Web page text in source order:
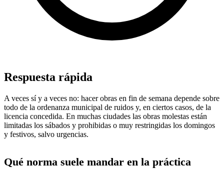
Respuesta rápida
A veces sí y a veces no: hacer obras en fin de semana depende sobre
todo de la ordenanza municipal de ruidos y, en ciertos casos, de la
licencia concedida. En muchas ciudades las obras molestas están
limitadas los sábados y prohibidas o muy restringidas los domingos
y festivos, salvo urgencias.
Qué norma suele mandar en la práctica